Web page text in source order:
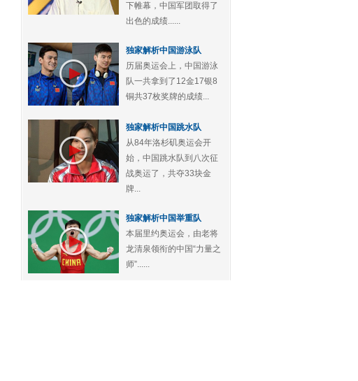
下帷幕，中国军团取得了
出色的成绩......
独家解析中国游泳队
历届奥运会上，中国游泳
队一共拿到了12金17银8
铜共37枚奖牌的成绩...
独家解析中国跳水队
从84年洛杉矶奥运会开
始，中国跳水队到八次征
战奥运了，共夺33块金
牌...
独家解析中国举重队
本届里约奥运会，由老将
龙清泉领衔的中国“力量之
师”......